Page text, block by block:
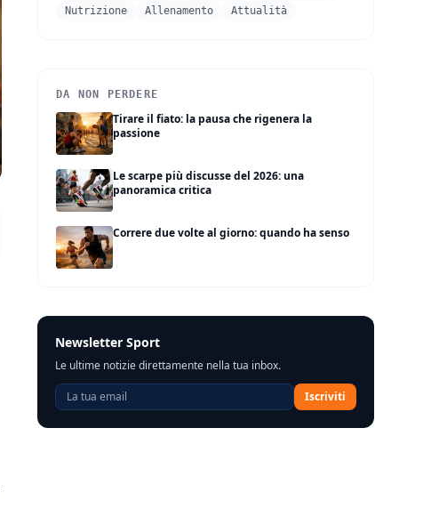
Nutrizione
Allenamento Attualità
DA NON PERDERE
Tirare il fiato: la pausa che rigenera la
passione
Le scarpe più discusse del 2026: una
panoramica critica
Correre due volte al giorno: quando ha senso
Newsletter Sport
Le ultime notizie direttamente nella tua inbox.
Iscriviti